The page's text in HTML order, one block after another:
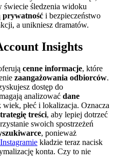
świecie śledzenia widoku
prywatność i bezpieczeństwo
a unikniesz dramatów.
Insights
cenne informacje, które
zaangażowania odbiorców.
dostęp do
analizować dane
wiek, płeć i lokalizacja. Oznacza
treści, aby lepiej dotrzeć
swoich spostrzeżeń
, ponieważ
kładzie teraz nacisk
konta. Czy to nie